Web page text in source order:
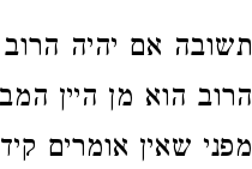
תשובה אם יהיה הרוב
הרוב הוא מן היין
מפני שאין אומרים